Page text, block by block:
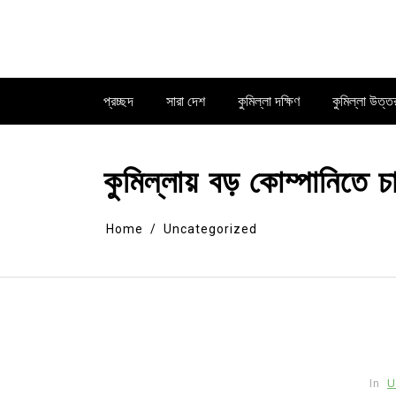
প্রচ্ছদ সারা দেশ কুমিল্লা দক্ষিণ কুমিল্লা
কুমিল্লায় বড় কোম্পানিতে
Home Uncategorized
In